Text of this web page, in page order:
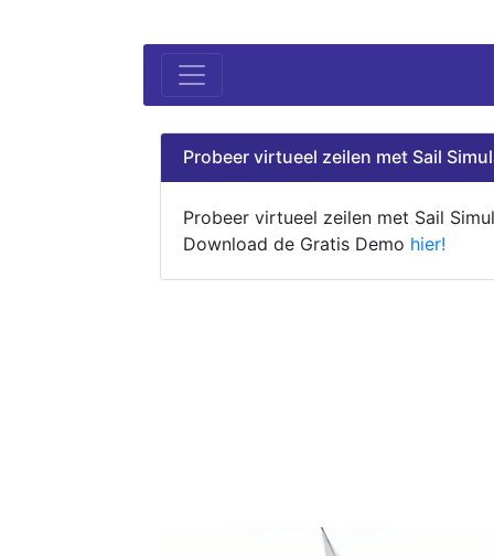
Probeer virtueel zeilen met Sail
Probeer virtueel zeilen met Sail
Download de Gratis Demo hier!